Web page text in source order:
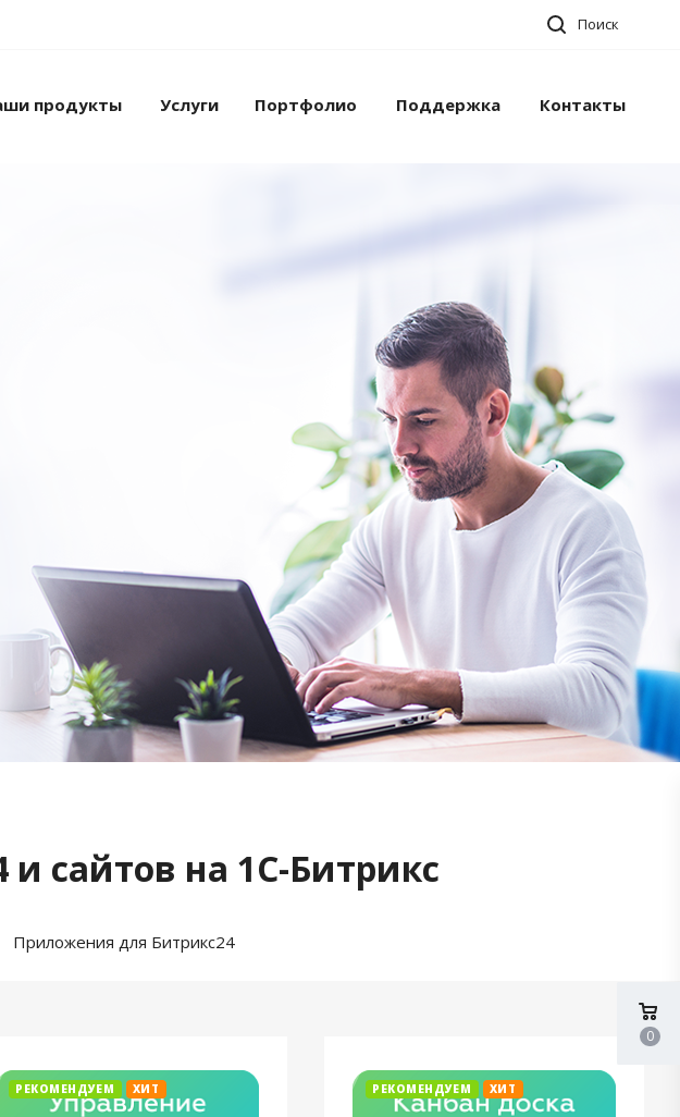
Поиск
продукты Услуги Портфолио Поддержка Контакты
сайтов на 1С-Битрикс
Приложения для Битрикс24
РЕКОМЕНДУЕМ ХИТ РЕКОМЕНДУЕМ ХИТ
0